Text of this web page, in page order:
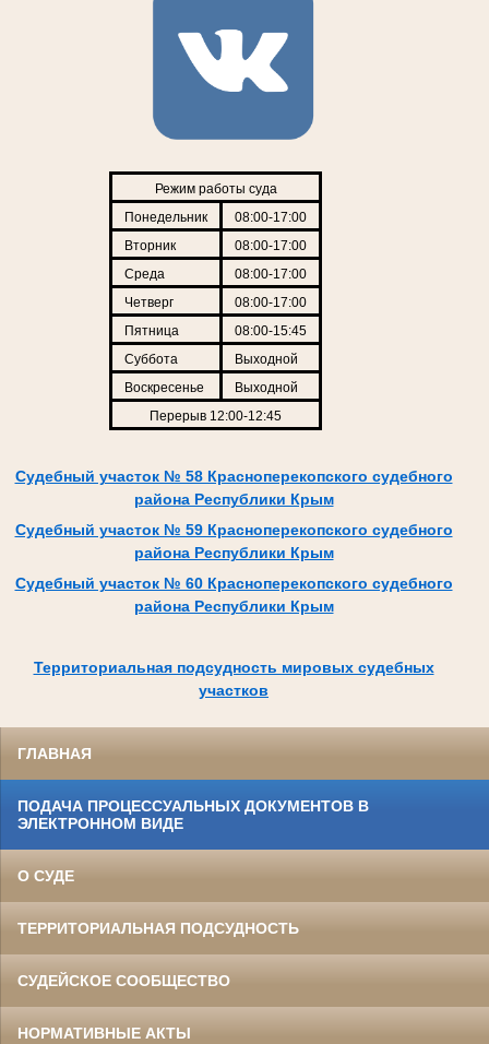
Режим работы суда
Понедельник
08:00-17:00
Вторник
08:00-17:00
Среда
08:00-17:00
Четверг
08:00-17:00
Пятница
08:00-15:45
Суббота
Выходной
Воскресенье
Выходной
Перерыв 12:00-12:45
Судебный участок № 58 Красноперекопского судебного
района Республики Крым
Судебный участок № 59 Красноперекопского судебного
района Республики Крым
Судебный участок № 60 Красноперекопского судебного
района Республики Крым
Территориальная подсудность мировых судебных
участков
ГЛАВНАЯ
ПОДАЧА ПРОЦЕССУАЛЬНЫХ ДОКУМЕНТОВ В
ЭЛЕКТРОННОМ ВИДЕ
О СУДЕ
ТЕРРИТОРИАЛЬНАЯ ПОДСУДНОСТЬ
СУДЕЙСКОЕ СООБЩЕСТВО
НОРМАТИВНЫЕ АКТЫ